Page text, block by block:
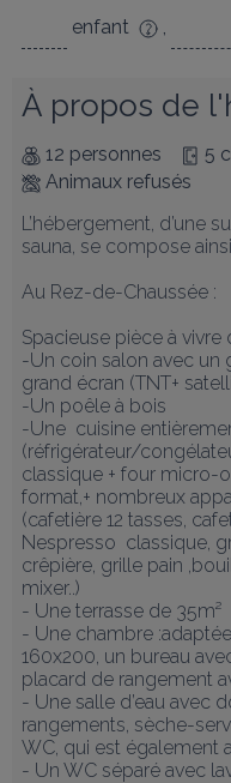
enfant
,
À propos de
12 personnes 5
Animaux refusés
L’hébergement, d’une
sauna, se compose
Au Rez-de-Chaussée :
Spacieuse pièce à
-Un coin salon avec un
grand écran (TNT+
-Un poêle à bois
-Une  cuisine
(réfrigérateur/
classique + four micro-
format,+ nombreux
(cafetière 12 tasses,
Nespresso  classique,
crêpière, grille pain
mixer..)
- Une terrasse de 35m²
- Une chambre
160x200, un bureau
placard de rangement
- Une salle d’eau avec
rangements, sèche-
WC, qui est également
- Un WC séparé avec